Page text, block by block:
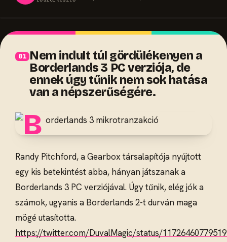
Nem indult túl gördülékenyen a
Borderlands 3 PC verziója, de
ennek úgy tűnik nem sok hatása
van a népszerűségére.
Randy Pitchford, a Gearbox társalapítója nyújtott
egy kis betekintést abba, hányan játszanak a
Borderlands 3 PC verziójával. Úgy tűnik, elég jók a
számok, ugyanis a Borderlands 2-t durván maga
mögé utasította.
https://twitter.com/DuvalMagic/status/